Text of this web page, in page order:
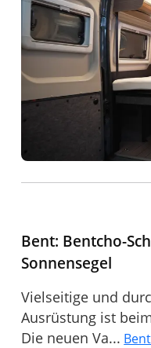
Bent: Bentcho-
Sonnensegel
Vielseitige und
Ausrüstung ist
Die neuen Va...